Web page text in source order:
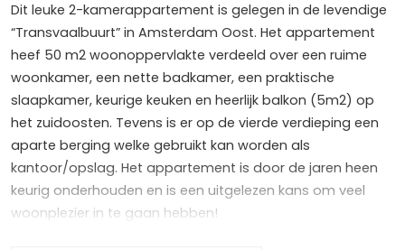
Dit leuke 2-kamerappartement is gelegen in de levendige
“Transvaalbuurt” in Amsterdam Oost. Het appartement
heef 50 m2 woonoppervlakte verdeeld over een ruime
woonkamer, een nette badkamer, een praktische
slaapkamer, keurige keuken en heerlijk balkon (5m2) op
het zuidoosten. Tevens is er op de vierde verdieping een
aparte berging welke gebruikt kan worden als
kantoor/opslag. Het appartement is door de jaren heen
keurig onderhouden en is een uitgelezen kans om veel
woonplezier in te gaan hebben!